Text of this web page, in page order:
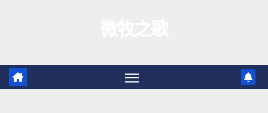
容